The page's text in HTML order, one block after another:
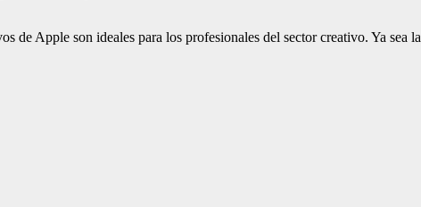
de Apple son ideales para los profesionales del sector creativo. Ya sea la